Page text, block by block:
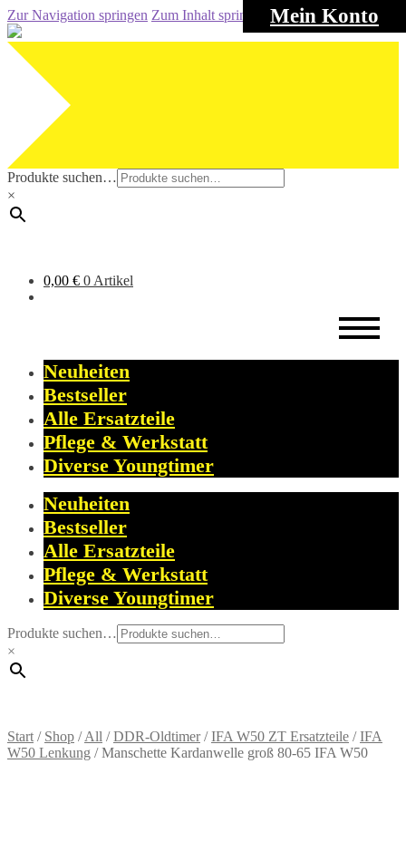
Mein Konto
Zur Navigation springen Zum Inhalt springen
Produkte suchen…
×
0,00 € 0 Artikel
Neuheiten
Bestseller
Alle Ersatzteile
Pflege & Werkstatt
Diverse Youngtimer
Neuheiten
Bestseller
Alle Ersatzteile
Pflege & Werkstatt
Diverse Youngtimer
Produkte suchen…
×
Start / Shop /All /DDR-Oldtimer/IFA W50 ZT Ersatzteile /IFA
W50 Lenkung /Manschette Kardanwelle groß 80-65 IFA W50